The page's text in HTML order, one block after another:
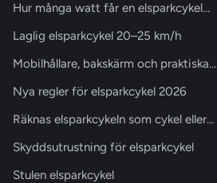
Hur många watt får en elsparkcykel…
Laglig elsparkcykel 20–25 km/h
Mobilhållare, bakskärm och praktiska…
Nya regler för elsparkcykel 2026
Räknas elsparkcykeln som cykel eller…
Skyddsutrustning för elsparkcykel
Stulen elsparkcykel